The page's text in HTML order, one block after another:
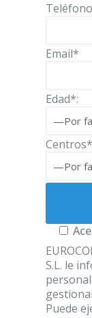
Email*
Edad*:
S.L. le
Puede